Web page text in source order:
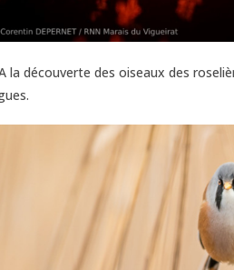
la découverte des oiseaux des